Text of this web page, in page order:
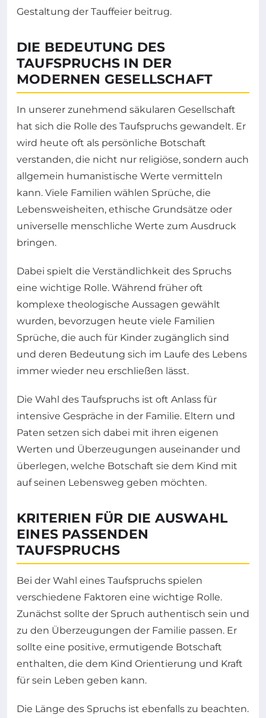
Gestaltung der Tauffeier beitrug.
DIE BEDEUTUNG DES
TAUFSPRUCHS IN DER
MODERNEN GESELLSCHAFT
In unserer zunehmend säkularen Gesellschaft
hat sich die Rolle des Taufspruchs gewandelt. Er
wird heute oft als persönliche Botschaft
verstanden, die nicht nur religiöse, sondern auch
allgemein humanistische Werte vermitteln
kann. Viele Familien wählen Sprüche, die
Lebensweisheiten, ethische Grundsätze oder
universelle menschliche Werte zum Ausdruck
bringen.
Dabei spielt die Verständlichkeit des Spruchs
eine wichtige Rolle. Während früher oft
komplexe theologische Aussagen gewählt
wurden, bevorzugen heute viele Familien
Sprüche, die auch für Kinder zugänglich sind
und deren Bedeutung sich im Laufe des Lebens
immer wieder neu erschließen lässt.
Die Wahl des Taufspruchs ist oft Anlass für
intensive Gespräche in der Familie. Eltern und
Paten setzen sich dabei mit ihren eigenen
Werten und Überzeugungen auseinander und
überlegen, welche Botschaft sie dem Kind mit
auf seinen Lebensweg geben möchten.
KRITERIEN FÜR DIE AUSWAHL
EINES PASSENDEN
TAUFSPRUCHS
Bei der Wahl eines Taufspruchs spielen
verschiedene Faktoren eine wichtige Rolle.
Zunächst sollte der Spruch authentisch sein und
zu den Überzeugungen der Familie passen. Er
sollte eine positive, ermutigende Botschaft
enthalten, die dem Kind Orientierung und Kraft
für sein Leben geben kann.
Die Länge des Spruchs ist ebenfalls zu beachten.